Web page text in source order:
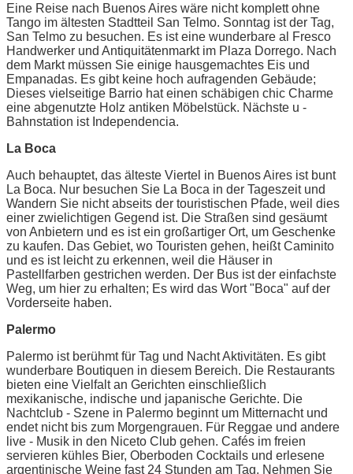
Eine Reise nach Buenos Aires wäre nicht komplett ohne
Tango im ältesten Stadtteil San Telmo. Sonntag ist der Tag,
San Telmo zu besuchen. Es ist eine wunderbare al Fresco
Handwerker und Antiquitätenmarkt im Plaza Dorrego. Nach
dem Markt müssen Sie einige hausgemachtes Eis und
Empanadas. Es gibt keine hoch aufragenden Gebäude;
Dieses vielseitige Barrio hat einen schäbigen chic Charme
eine abgenutzte Holz antiken Möbelstück. Nächste u -
Bahnstation ist Independencia.
La Boca
Auch behauptet, das älteste Viertel in Buenos Aires ist bunt
La Boca. Nur besuchen Sie La Boca in der Tageszeit und
Wandern Sie nicht abseits der touristischen Pfade, weil dies
einer zwielichtigen Gegend ist. Die Straßen sind gesäumt
von Anbietern und es ist ein großartiger Ort, um Geschenke
zu kaufen. Das Gebiet, wo Touristen gehen, heißt Caminito
und es ist leicht zu erkennen, weil die Häuser in
Pastellfarben gestrichen werden. Der Bus ist der einfachste
Weg, um hier zu erhalten; Es wird das Wort "Boca" auf der
Vorderseite haben.
Palermo
Palermo ist berühmt für Tag und Nacht Aktivitäten. Es gibt
wunderbare Boutiquen in diesem Bereich. Die Restaurants
bieten eine Vielfalt an Gerichten einschließlich
mexikanische, indische und japanische Gerichte. Die
Nachtclub - Szene in Palermo beginnt um Mitternacht und
endet nicht bis zum Morgengrauen. Für Reggae und andere
live - Musik in den Niceto Club gehen. Cafés im freien
servieren kühles Bier, Oberboden Cocktails und erlesene
argentinische Weine fast 24 Stunden am Tag. Nehmen Sie